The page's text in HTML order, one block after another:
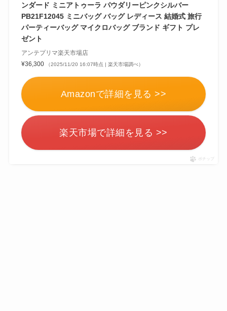
ンダード ミニアトゥーラ パウダリーピンクシルバー
PB21F12045 ミニバッグ バッグ レディース 結婚式 旅行
パーティーバッグ マイクロバッグ ブランド ギフト プレ
ゼント
アンテプリマ楽天市場店
¥36,300
（2025/11/20 16:07時点 | 楽天市場調べ）
Amazonで詳細を見る >>
楽天市場で詳細を見る >>
ポチップ